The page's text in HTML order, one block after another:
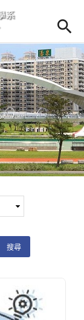
Open
Open